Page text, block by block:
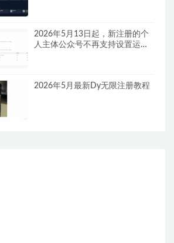
2026年5月13日起，新注册的个
人主体公众号不再支持设置运营
2026年5月最新Dy无限注册教程